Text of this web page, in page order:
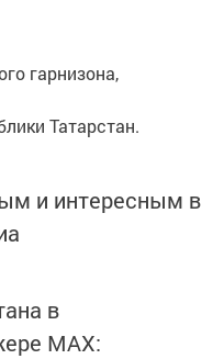
гарнизона,
Татарстан.
и интересным в
в
MАХ: